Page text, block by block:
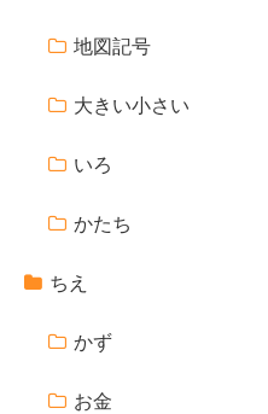
地図記号
大きい小さい
いろ
かたち
ちえ
かず
お金